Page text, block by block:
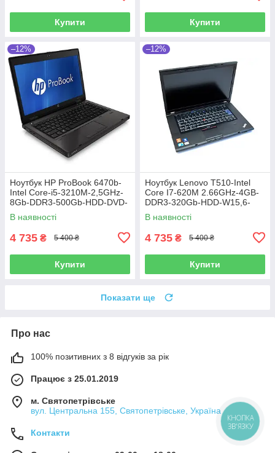
Купити Купити
–12%
Ноутбук HP ProBook 6470b-
Intel Core-i5-3210M-2,5GHz-
8Gb-DDR3-500Gb-HDD-DVD-
R-W14-HD-Web-(B)-Б/В
В наявності
4 735 ₴ 5 400 ₴
Купити
–12%
Ноутбук Lenovo T510-Intel
Core I7-620M 2.66GHz-4GB-
DDR3-320Gb-HDD-W15,6-
NVIDIA NVS 3100m(512mb)-
Web-(B)-Б/В
В наявності
4 735 ₴ 5 400 ₴
Купити
Показати ще
Про нас
100% позитивних з 8 відгуків за рік
Працює з 25.01.2019
м. Святопетрівське
вул. Центральна 155, Святопетрівське, Україна
Контакти
КНОПКА
ЗВ'ЯЗКУ